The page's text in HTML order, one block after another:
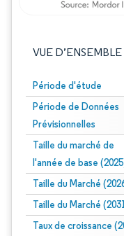
VUE
Période d'étude
Période de Données
Prévisionnelles
Taille du marché de
l'année de base
Taille du Marché
Taille du Marché
Taux de croissance